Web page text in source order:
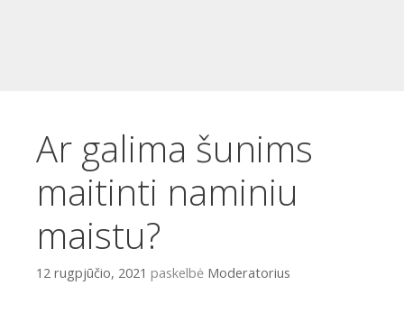
Ar galima šunims
maitinti naminiu
maistu?
12 rugpjūčio, 2021 paskelbė Moderatorius